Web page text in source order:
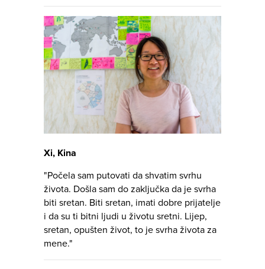
Xi, Kina
"Počela sam putovati da shvatim svrhu
života. Došla sam do zaključka da je svrha
biti sretan. Biti sretan, imati dobre prijatelje
i da su ti bitni ljudi u životu sretni. Lijep,
sretan, opušten život, to je svrha života za
mene."